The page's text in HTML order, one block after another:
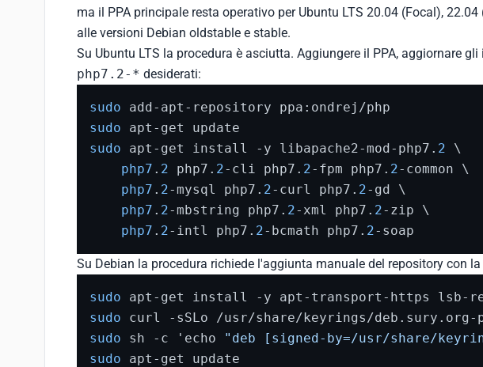
ma il PPA principale resta operativo per Ubuntu LTS 20.04 (Focal),
alle versioni Debian oldstable e stable.
Su Ubuntu LTS la procedura è asciutta. Aggiungere il PPA, aggiornare
php7.2-* desiderati:
sudo
sudo
sudo apt-get install -y libapache2-mod-php7. 2 \
php7 . 2 php7. 2-cli php7. 2-fpm php7. 2-common \
php7 . 2-mysql php7. 2-curl php7. 2-gd \
php7 . 2-mbstring php7. 2-xml php7. 2-zip \
php7 . 2-intl php7. 2-bcmath php7. 2-soap
Su Debian la procedura richiede l'aggiunta manuale del repository con
sudo
sudo
sudo sh -c 'echo
"deb [signed-by=/usr/share/
sudo